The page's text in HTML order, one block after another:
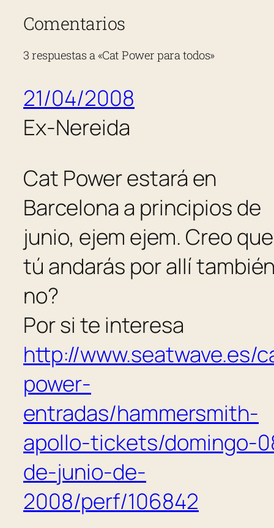
Comentarios
3 respuestas a «Cat Power para todos»
21/04/2008
Ex-Nereida
Cat Power estará en
Barcelona a principios de
junio, ejem ejem. Creo que
tú andarás por allí
no?
Por si te interesa
http://www.seatwave.es/
power-
entradas/hammersmith-
apollo-tickets/domingo-
de-junio-de-
2008/perf/106842